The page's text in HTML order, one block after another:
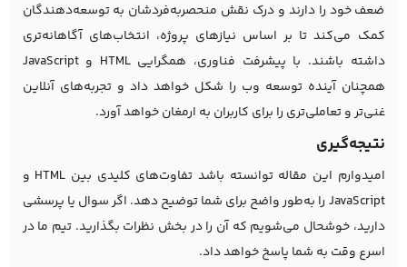
ضعف خود را دارند و درک نقش منحصربه‌فردشان به توسعه‌دهندگان
کمک می‌کند تا بر اساس نیازهای پروژه، انتخاب‌های آگاهانه‌تری
داشته باشند. با پیشرفت فناوری، همگرایی HTML و JavaScript
همچنان آینده توسعه وب را شکل خواهد داد و تجربه‌های آنلاین
غنی‌تر و تعاملی‌تری را برای کاربران به ارمغان خواهد آورد.
نتیجه‌گیری
امیدوارم این مقاله توانسته باشد تفاوت‌های کلیدی بین HTML و
JavaScript را به‌طور واضح برای شما توضیح دهد. اگر سوال یا پرسشی
دارید، خوشحال می‌شویم که آن را در بخش نظرات بگذارید. تیم ما در
اسرع وقت به شما پاسخ خواهد داد.